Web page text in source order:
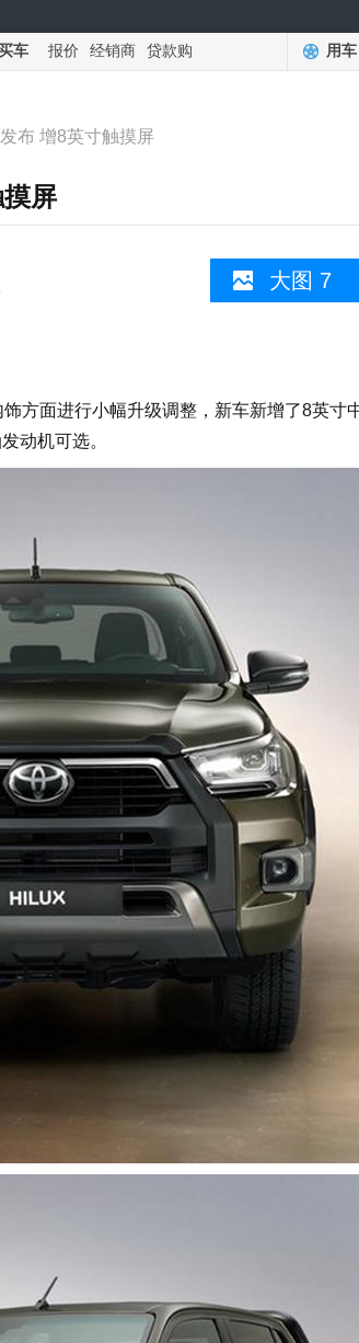
车 报价 经销商 贷款购 用车
布 增8英寸触摸屏
屏
大图 7
面进行小幅升级调整，新车新增了8英寸
动机可选。